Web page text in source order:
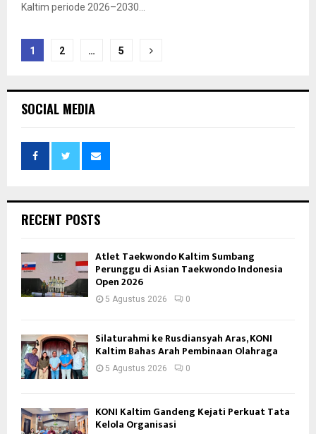
Kaltim periode 2026–2030...
Paginasi
1 2 … 5
SOCIAL MEDIA
RECENT POSTS
Atlet Taekwondo Kaltim Sumbang
Perunggu di Asian Taekwondo Indonesia
Open 2026
5 Agustus 2026 0
Silaturahmi ke Rusdiansyah Aras, KONI
Kaltim Bahas Arah Pembinaan Olahraga
5 Agustus 2026 0
KONI Kaltim Gandeng Kejati Perkuat Tata
Kelola Organisasi